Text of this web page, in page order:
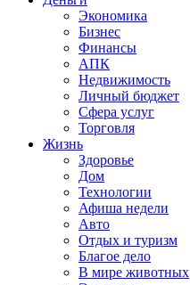
Экономика
Бизнес
Финансы
АПК
Недвижимость
Личный бюджет
Сфера услуг
Торговля
Жизнь
Здоровье
Дом
Технологии
Афиша недели
Авто
Отдых и туризм
Благое дело
В мире животных